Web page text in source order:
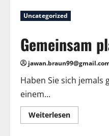
nach
Umzug:
Bensheim
Uncategorized
Gemeinsam
Haben Sie sich
einem...
WeiterlesenMehr